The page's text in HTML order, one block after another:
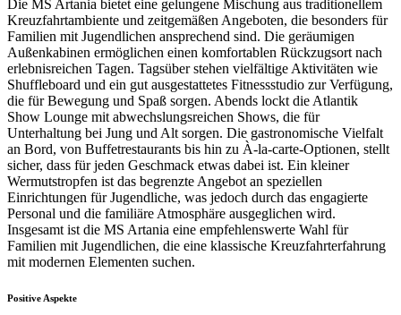
Die MS Artania bietet eine gelungene Mischung aus traditionellem
Kreuzfahrtambiente und zeitgemäßen Angeboten, die besonders für
Familien mit Jugendlichen ansprechend sind. Die geräumigen
Außenkabinen ermöglichen einen komfortablen Rückzugsort nach
erlebnisreichen Tagen. Tagsüber stehen vielfältige Aktivitäten wie
Shuffleboard und ein gut ausgestattetes Fitnessstudio zur Verfügung,
die für Bewegung und Spaß sorgen. Abends lockt die Atlantik
Show Lounge mit abwechslungsreichen Shows, die für
Unterhaltung bei Jung und Alt sorgen. Die gastronomische Vielfalt
an Bord, von Buffetrestaurants bis hin zu À-la-carte-Optionen, stellt
sicher, dass für jeden Geschmack etwas dabei ist. Ein kleiner
Wermutstropfen ist das begrenzte Angebot an speziellen
Einrichtungen für Jugendliche, was jedoch durch das engagierte
Personal und die familiäre Atmosphäre ausgeglichen wird.
Insgesamt ist die MS Artania eine empfehlenswerte Wahl für
Familien mit Jugendlichen, die eine klassische Kreuzfahrterfahrung
mit modernen Elementen suchen.
Positive Aspekte